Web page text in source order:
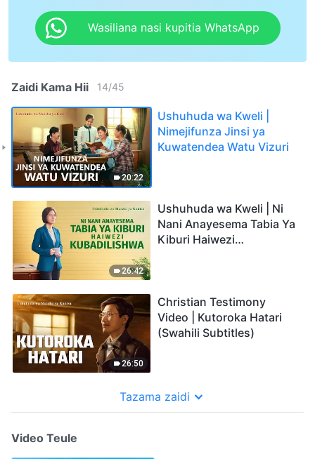
Wasiliana nasi kupitia WhatsApp
Zaidi Kama Hii 14/45
20:22
Ushuhuda wa Kweli |
Nimejifunza Jinsi ya
Kuwatendea Watu Vizuri
26:42
Ushuhuda wa Kweli | Ni
Nani Anayesema Tabia Ya
Kiburi Haiwezi
26:50
Christian Testimony
Video | Kutoroka Hatari
(Swahili Subtitles)
Tazama zaidi
Video Teule